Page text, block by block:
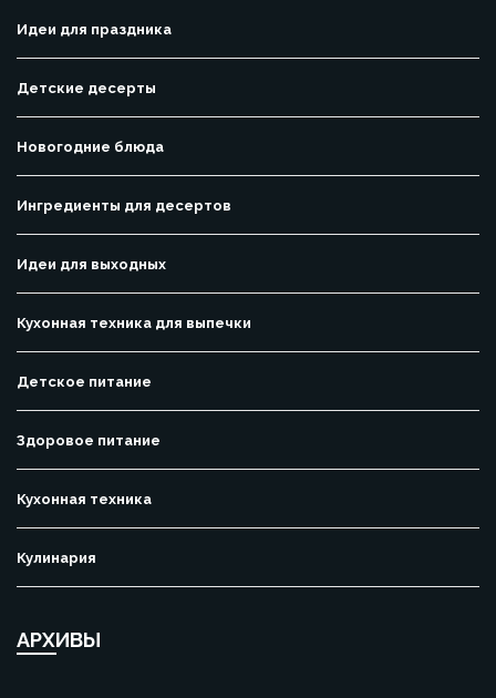
Идеи для праздника
Детские десерты
Новогодние блюда
Ингредиенты для десертов
Идеи для выходных
Кухонная техника для выпечки
Детское питание
Здоровое питание
Кухонная техника
Кулинария
АРХИВЫ